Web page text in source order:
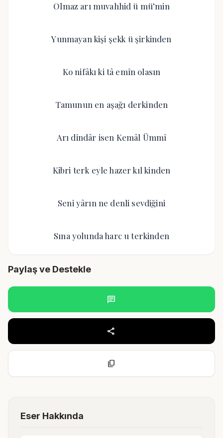
Olmaz arı muvahhid ü mü’min
Yunmayan kişi şekk ü şirkinden
Ko nifâkı ki tâ emîn olasın
Tamunun en aşağı derkinden
Arı dindâr isen Kemâl Ümmî
Kibri terk eyle hazer kıl kinden
Seni yârın ne denli sevdiğini
Sına yolunda harc u terkinden
Paylaş ve Destekle
chat
share
content_copy
Eser Hakkında